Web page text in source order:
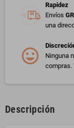
Rapidez
Envíos
una
Ninguna
compras.
Descripción